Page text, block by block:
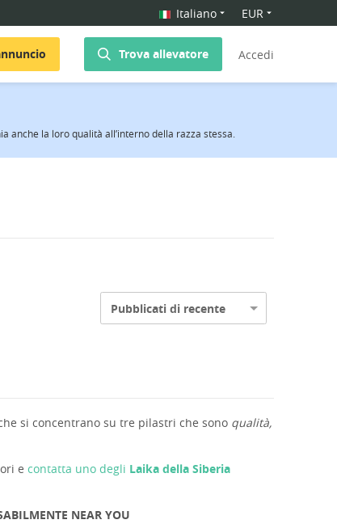
Italiano EUR
Trova allevatore Accedi
anche la loro qualità all’interno della razza stessa.
Pubblicati di recente
si concentrano su tre pilastri che sono qualità,
e contatta uno degli Laika della Siberia
NEAR YOU